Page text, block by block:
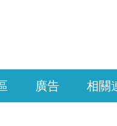
廣告 相關